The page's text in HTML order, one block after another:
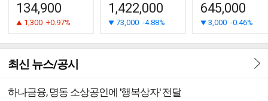
134,900
1,300 +0.97%
1,422,000
73,000 -4.88%
645,000
3,000 -0.46%
최신 뉴스/공시
하나금융, 명동 소상공인에 '행복상자' 전달